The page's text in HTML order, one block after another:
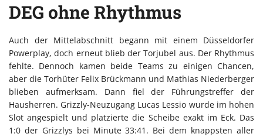
DEG ohne Rhythmus
Auch der Mittelabschnitt begann mit einem Düsseldorfer
Powerplay, doch erneut blieb der Torjubel aus. Der Rhythmus
fehlte. Dennoch kamen beide Teams zu einigen Chancen,
aber die Torhüter Felix Brückmann und Mathias Niederberger
blieben aufmerksam. Dann fiel der Führungstreffer der
Hausherren. Grizzly-Neuzugang Lucas Lessio wurde im hohen
Slot angespielt und platzierte die Scheibe exakt im Eck. Das
1:0 der Grizzlys bei Minute 33:41. Bei dem knappsten aller